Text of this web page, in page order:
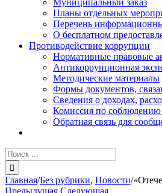
Муниципальный заказ
Планы отдельных
Перечень
О бесплатном
Противодействие коррупции
Нормативные правовые
Антикоррупционная
Методические материалы
Формы документов,
Сведения о доходах,
Комиссия по соблюдению
Обратная связь для
Результат
поиска:
Главная/Без рубрики, Новости/
Предыдущая Следующая